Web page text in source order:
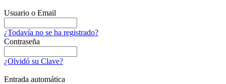
Usuario o Email
¿Todavía no se ha registrado?
Contraseña
¿Olvidó su Clave?
Entrada automática